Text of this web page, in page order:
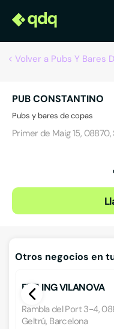
Volver a Pubs Y Bares
PUB CONSTANTINO
Pubs y bares de copas
Primer de Maig 15,
Otros negocios en
FEELING VILANOVA
Rambla del Port 3-4,
Geltrú, Barcelona